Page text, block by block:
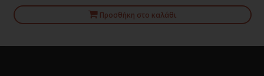
Προσθήκη στο καλάθι